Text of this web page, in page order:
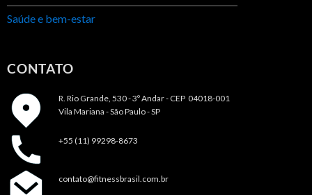
Saúde e bem-estar
CONTATO
R. Rio Grande, 530 - 3º Andar - CEP 04018-001
Vila Mariana - São Paulo - SP
+55 (11) 99298-8673
contato@fitnessbrasil.com.br